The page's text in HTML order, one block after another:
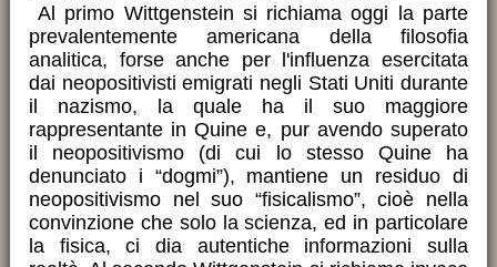
Al primo Wittgenstein si richiama oggi la parte
prevalentemente americana della filosofia
analitica, forse anche per l'influenza esercitata
dai neopositivisti emigrati negli Stati Uniti durante
il nazismo, la quale ha il suo maggiore
rappresentante in Quine e, pur avendo superato
il neopositivismo (di cui lo stesso Quine ha
denunciato i “dogmi”), mantiene un residuo di
neopositivismo nel suo “fisicalismo”, cioè nella
convinzione che solo la scienza, ed in particolare
la fisica, ci dia autentiche informazioni sulla